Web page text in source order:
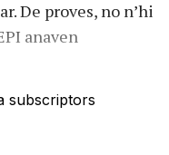
De proves, no n’hi
anaven
subscriptors